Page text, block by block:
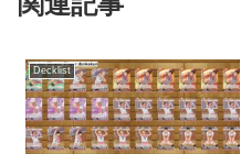
Decklist